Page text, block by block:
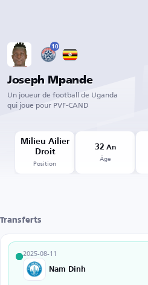
10
Joseph Mpande
Un joueur de football de Uganda
qui joue pour PVF-CAND
Milieu Ailier
Droit
Position
32 An
Âge
Transferts
2025-08-11
Nam Dinh